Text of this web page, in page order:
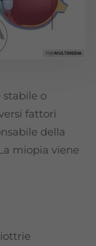
stabile o
fattori
della
miopia viene